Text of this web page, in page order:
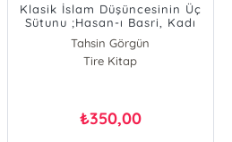
Klasik İslam Düşüncesinin Üç
Sütunu ;Hasan-ı Basri, Kadı
Abdülcebbar, İbn Haldun
Tahsin Görgün
Tire Kitap
₺350,00